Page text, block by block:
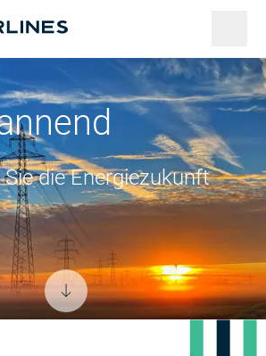
die Energiezukunft